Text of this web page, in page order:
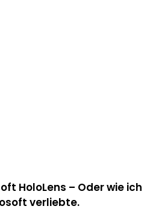
HoloLens – Oder wie ich
verliebte.